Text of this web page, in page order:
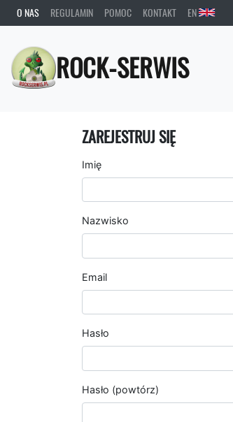
O NAS REGULAMIN POMOC KONTAKT EN
ROCK-SERWIS
ZAREJESTRUJ SIĘ
Imię
Nazwisko
Email
Hasło
Hasło (powtórz)